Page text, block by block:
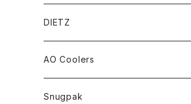
DIETZ
AO Coolers
Snugpak